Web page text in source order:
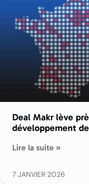
Deal Makr lève
développement
Lire la suite »
7 JANVIER 2026